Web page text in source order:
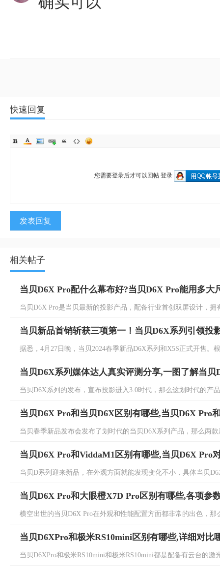
快速回复
您需要登录后才可以回帖 登录
发表回复
相关帖子
当贝D6X Pro配什么幕布好?当贝D6X Pro能用多大
当贝D6X Pro是当贝最新的投影产品，配备行业首创双屏设计，
当贝新品首销斩获三项第一！当贝D6X系列引领投
据悉，4月27日晚，当贝2024春季新品D6X系列和X5S正式开售。
当贝D6X系列媒体达人真实评测分享,一图了解当贝
当贝D6X系列的发布，宣布投影进入3.0时代，那么这划时代的产
当贝D6X Pro和当贝D6X区别有哪些,当贝D6X Pro
当贝春季新品发布会发布了划时代的当贝D6X系列产品，那么两
当贝D6X Pro和ViddaM1区别有哪些,当贝D6X Pro
当贝D系列迎来新品，在外观方面就能发现变化不小，具体当贝
当贝D6X Pro和大眼橙X7D Pro区别有哪些,各项参
横空出世的当贝D6X Pro在外观和性能配置方面都非常的出色，
当贝D6XPro和极米RS10mini区别有哪些,详细对比
当贝D6XPro和极米RS10mini和极米RS10mini都是配备有云台的